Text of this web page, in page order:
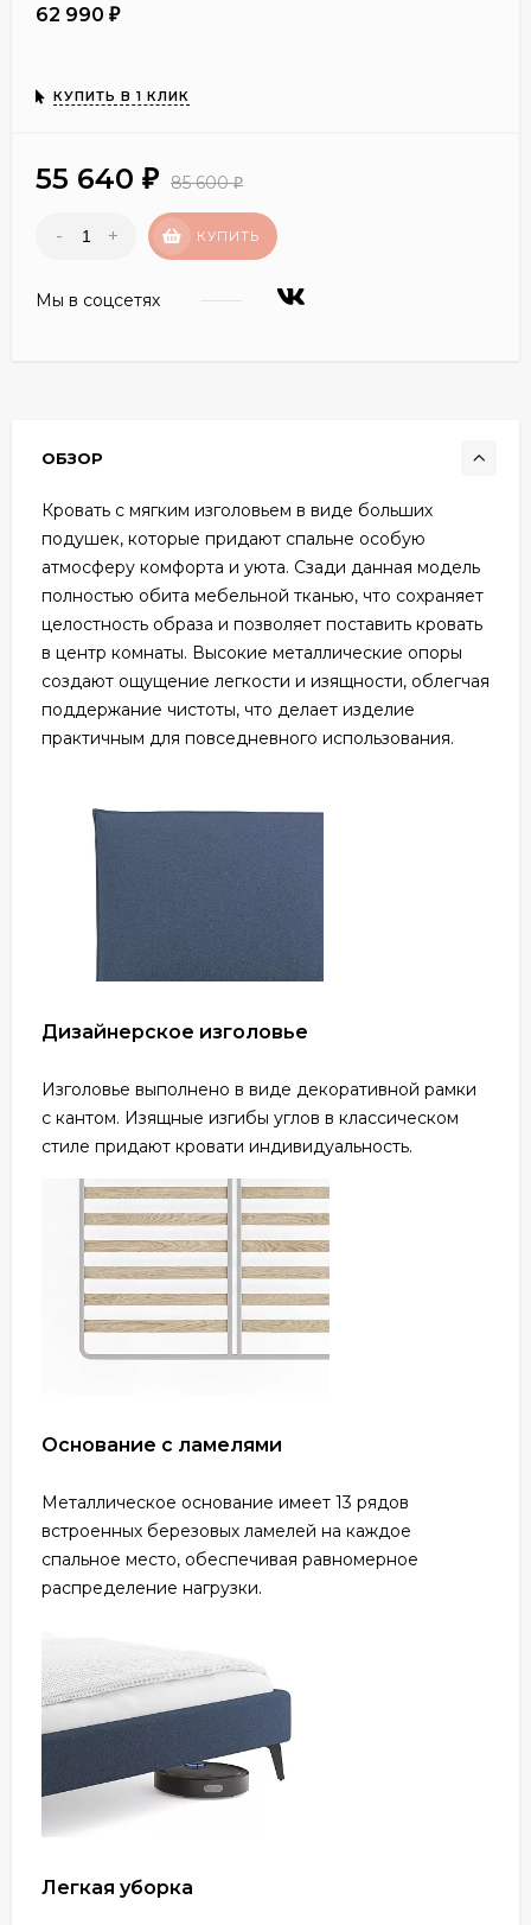
62 990 ₽
КУПИТЬ В 1 КЛИК
55 640 ₽ 85 600₽
- + КУПИТЬ
Мы в соцсетях
ОБЗОР
Кровать с мягким изголовьем в виде больших
подушек, которые придают спальне особую
атмосферу комфорта и уюта. Сзади данная модель
полностью обита мебельной тканью, что сохраняет
целостность образа и позволяет поставить кровать
в центр комнаты. Высокие металлические опоры
создают ощущение легкости и изящности, облегчая
поддержание чистоты, что делает изделие
практичным для повседневного использования.
Дизайнерское изголовье
Изголовье выполнено в виде декоративной рамки
с кантом. Изящные изгибы углов в классическом
стиле придают кровати индивидуальность.
Основание с ламелями
Металлическое основание имеет 13 рядов
встроенных березовых ламелей на каждое
спальное место, обеспечивая равномерное
распределение нагрузки.
Легкая уборка